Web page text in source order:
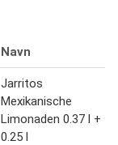
Navn
Jarritos
Mexikanische
Limonaden 0.37 l +
0.25 l